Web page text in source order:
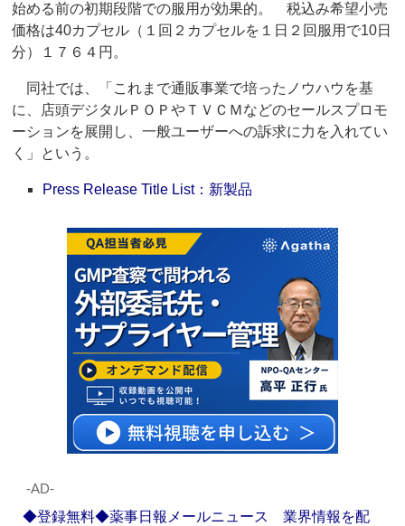
始める前の初期段階での服用が効果的。 税込み希望小売
価格は40カプセル（１回２カプセルを１日２回服用で10日
分）１７６４円。
同社では、「これまで通販事業で培ったノウハウを基
に、店頭デジタルＰＯＰやＴＶＣＭなどのセールスプロモ
ーションを展開し、一般ユーザーへの訴求に力を入れてい
く」という。
Press Release Title List：新製品
‐AD‐
◆登録無料◆薬事日報メールニュース 業界情報を配